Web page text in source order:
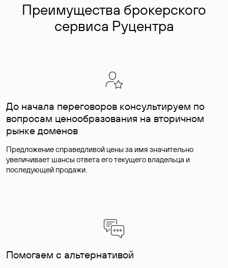
Преимущества брокерского
сервиса Руцентра
До начала переговоров консультируем по
вопросам ценообразования на вторичном
рынке доменов
Предложение справедливой цены за имя значительно
увеличивает шансы ответа его текущего владельца и
последующей продажи.
Помогаем с альтернативой